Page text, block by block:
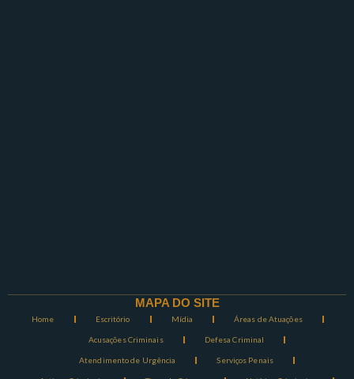
MAPA DO SITE
Home Escritório Mídia Áreas de Atuações
Acusações Criminais Defesa Criminal
Atendimento de Urgência Serviços Penais